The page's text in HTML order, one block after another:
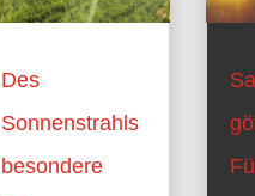
Des
Sonnenstrahls
besondere